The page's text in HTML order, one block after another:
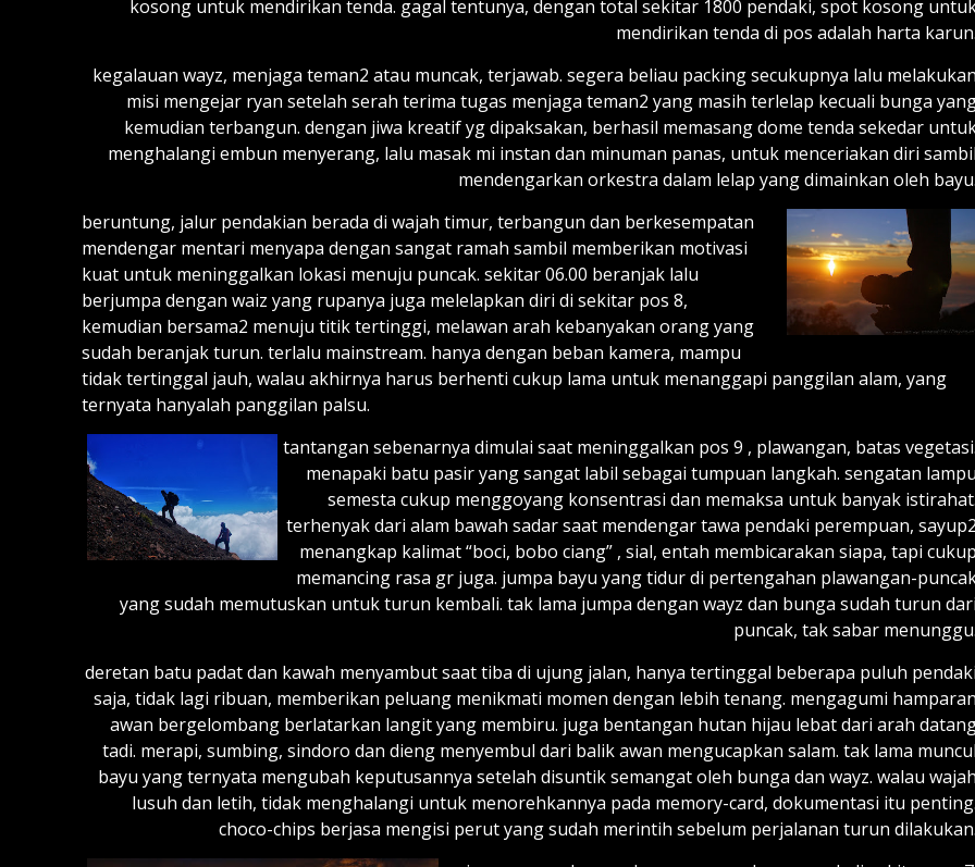
kosong untuk mendirikan tenda. gagal tentunya, dengan total sekitar 1800 pendaki, spot kosong
mendirikan tenda di pos adalah harta karun.
kegalauan wayz, menjaga teman2 atau muncak, terjawab. segera beliau packing secukupnya lalu melakukan
misi mengejar ryan setelah serah terima tugas menjaga teman2 yang masih terlelap kecuali bunga
kemudian terbangun. dengan jiwa kreatif yg dipaksakan, berhasil memasang dome tenda sekedar
menghalangi embun menyerang, lalu masak mi instan dan minuman panas, untuk menceriakan diri sambil
mendengarkan orkestra dalam lelap yang dimainkan oleh bayu.
beruntung, jalur pendakian berada di wajah timur, terbangun dan berkesempatan
mendengar mentari menyapa dengan sangat ramah sambil memberikan motivasi
kuat untuk meninggalkan lokasi menuju puncak. sekitar 06.00 beranjak lalu
berjumpa dengan waiz yang rupanya juga melelapkan diri di sekitar pos 8,
kemudian bersama2 menuju titik tertinggi, melawan arah kebanyakan orang yang
sudah beranjak turun. terlalu mainstream. hanya dengan beban kamera, mampu
tidak tertinggal jauh, walau akhirnya harus berhenti cukup lama untuk menanggapi panggilan alam, yang
ternyata hanyalah panggilan palsu.
tantangan sebenarnya dimulai saat meninggalkan pos 9 , plawangan, batas vegetasi.
menapaki batu pasir yang sangat labil sebagai tumpuan langkah. sengatan lampu
semesta cukup menggoyang konsentrasi dan memaksa untuk banyak istirahat.
terhenyak dari alam bawah sadar saat mendengar tawa pendaki perempuan, sayup2
menangkap kalimat “boci, bobo ciang” , sial, entah membicarakan siapa, tapi cukup
memancing rasa gr juga. jumpa bayu yang tidur di pertengahan plawangan-
yang sudah memutuskan untuk turun kembali. tak lama jumpa dengan wayz dan bunga sudah turun dari
puncak, tak sabar menunggu.
deretan batu padat dan kawah menyambut saat tiba di ujung jalan, hanya tertinggal beberapa puluh pendaki
saja, tidak lagi ribuan, memberikan peluang menikmati momen dengan lebih tenang. mengagumi hamparan
awan bergelombang berlatarkan langit yang membiru. juga bentangan hutan hijau lebat dari arah
tadi. merapi, sumbing, sindoro dan dieng menyembul dari balik awan mengucapkan salam. tak lama muncul
bayu yang ternyata mengubah keputusannya setelah disuntik semangat oleh bunga dan wayz. walau wajah
lusuh dan letih, tidak menghalangi untuk menorehkannya pada memory-card, dokumentasi itu penting.
choco-chips berjasa mengisi perut yang sudah merintih sebelum perjalanan turun dilakukan.